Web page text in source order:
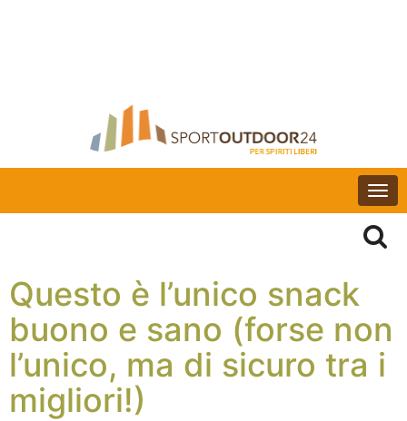
Questo è l’unico snack
buono e sano (forse non
l’unico, ma di sicuro tra i
migliori!)